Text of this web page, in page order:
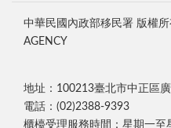
中華民國內政部移民署 版權
AGENCY
地址：100213臺北市中正區
電話：(02)2388-9393
櫃檯受理服務時間：星期一